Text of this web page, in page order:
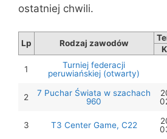
ostatniej chwili.
Lp Rodzaj zawodów
1
Turniej federacji
peruwiańskiej (otwarty)
2
7 Puchar Świata w szachach
960
3
T3 Center Game, C22